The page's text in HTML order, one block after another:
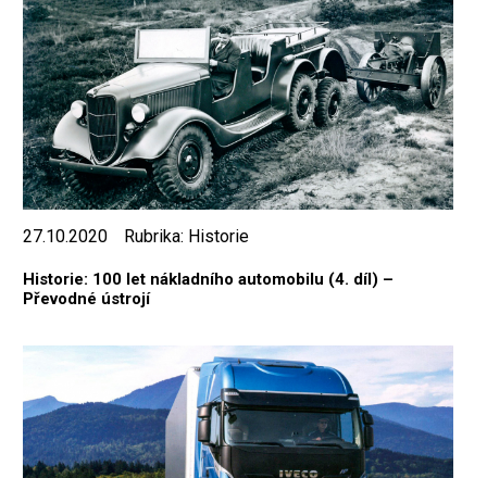
27.10.2020 Rubrika: Historie
Historie: 100 let nákladního automobilu (4. díl) –
Převodné ústrojí